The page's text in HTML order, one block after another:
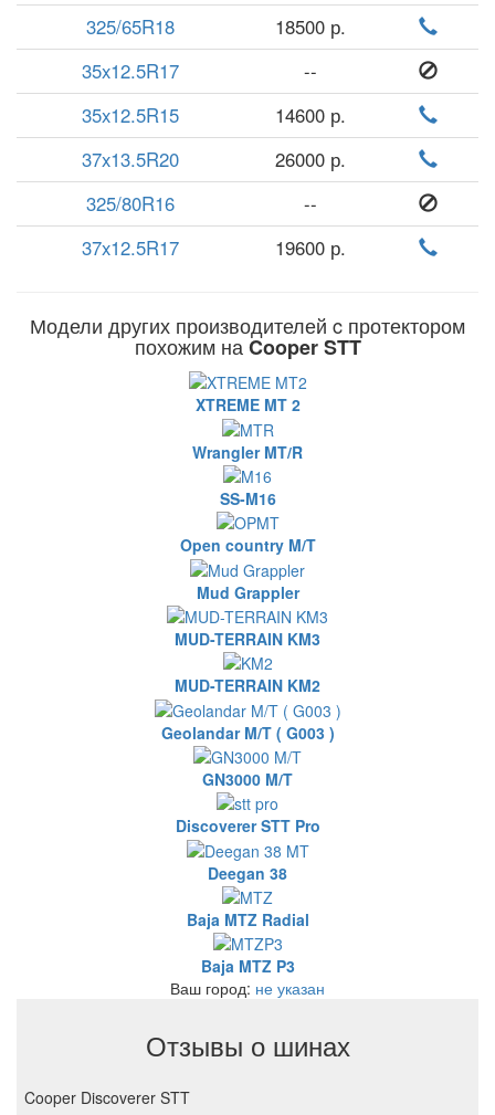
325/65R18
18500 р.
35x12.5R17
--
35x12.5R15
14600 р.
37x13.5R20
26000 р.
325/80R16
--
37x12.5R17
19600 р.
Модели других производителей c протектором
похожим на Cooper STT
XTREME MT 2
Wrangler MT/R
SS-M16
Open country M/T
Mud Grappler
MUD-TERRAIN KM3
MUD-TERRAIN KM2
Geolandar M/T ( G003 )
GN3000 M/T
Discoverer STT Pro
Deegan 38
Baja MTZ Radial
Baja MTZ P3
Ваш город: не указан
Отзывы о шинах
Cooper Discoverer STT